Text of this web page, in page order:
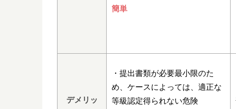
簡単
デメリッ
・提出書類が必要最小限のた
め、ケースによっては、適正な
等級認定得られない危険